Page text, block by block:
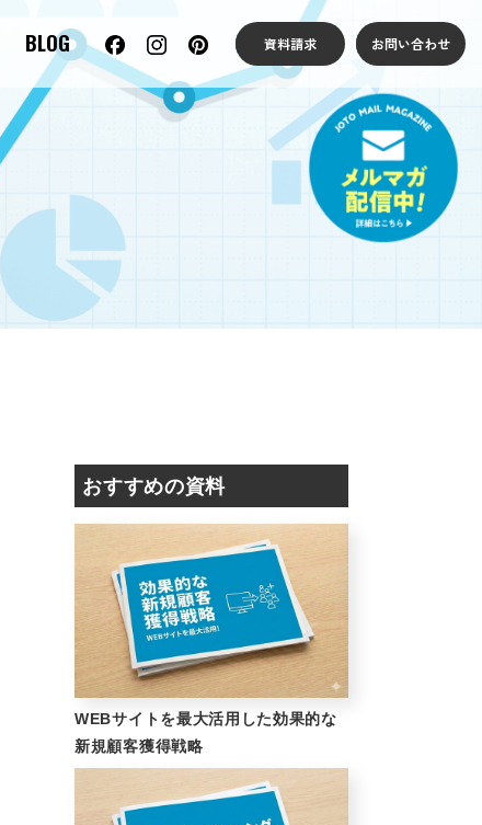
BLOG 資料請求 お問い合わせ
おすすめの資料
WEBサイトを最大活用した効果的な
新規顧客獲得戦略